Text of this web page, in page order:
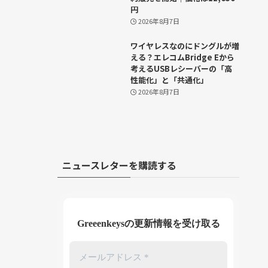
円
2026年8月7日
ワイヤレスなのにドングルが増
える？エレコムBridge Eから
考えるUSBレシーバーの「高
性能化」と「共通化」
2026年8月7日
ニュースレターを購読する
Greeenkeysの更新情報を受け取る